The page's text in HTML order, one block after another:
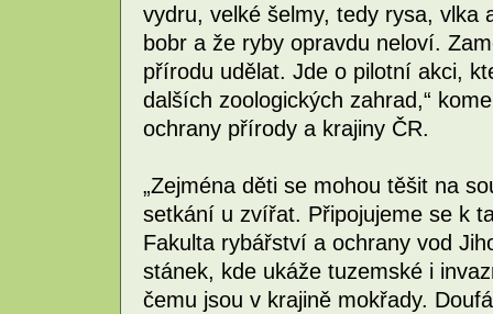
vydru, velké šelmy, tedy rysa, vlka
bobr a že ryby opravdu neloví.
přírodu udělat. Jde o pilotní akci,
dalších zoologických zahrad,“
ochrany přírody a krajiny ČR.
„Zejména děti se mohou těšit na
setkání u zvířat. Připojujeme se k
Fakulta rybářství a ochrany vod
stánek, kde ukáže tuzemské i
čemu jsou v krajině mokřady.